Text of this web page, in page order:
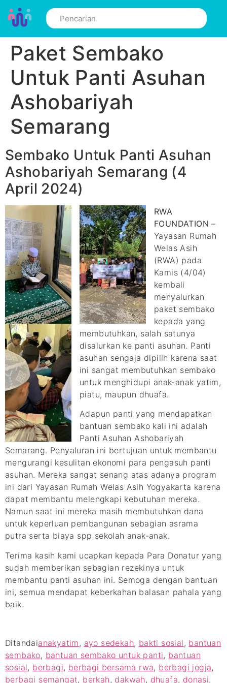
Paket Sembako
Untuk Panti Asuhan
Ashobariyah
Semarang
Sembako Untuk Panti Asuhan
Ashobariyah Semarang (4
April 2024)
RWA
FOUNDATION –
Yayasan Rumah
Welas Asih
(RWA) pada
Kamis (4/04)
kembali
menyalurkan
paket sembako
kepada yang
membutuhkan, salah satunya
disalurkan ke panti asuhan. Panti
asuhan sengaja dipilih karena saat
ini sangat membutuhkan sembako
untuk menghidupi anak-anak yatim,
piatu, maupun dhuafa.
Adapun panti yang mendapatkan
bantuan sembako kali ini adalah
Panti Asuhan Ashobariyah
Semarang. Penyaluran ini bertujuan untuk membantu
mengurangi kesulitan ekonomi para pengasuh panti
asuhan. Mereka sangat senang atas adanya program
ini dari Yayasan Rumah Welas Asih Yogyakarta karena
dapat membantu melengkapi kebutuhan mereka.
Namun saat ini mereka masih membutuhkan dana
untuk keperluan pembangunan sebagian asrama
putra serta biaya spp sekolah anak-anak.
Terima kasih kami ucapkan kepada Para Donatur yang
sudah memberikan sebagian rezekinya untuk
membantu panti asuhan ini. Semoga dengan bantuan
ini, semua mendapat keberkahan balasan pahala yang
baik.
Ditandaianakyatim, ayo sedekah, bakti sosial, bantuan
sembako, bantuan sembako untuk panti, bantuan
sosial, berbagi, berbagi bersama rwa, berbagi jogja,
berbagi semangat, berkah, dakwah, dhuafa, donasi,